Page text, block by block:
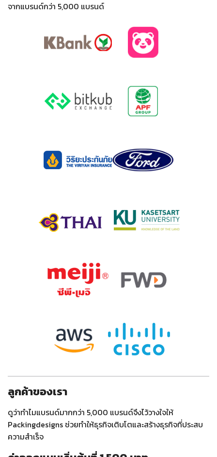
จากแบรนด์กว่า 5,000 แบรนด์
ลูกค้าของเรา
ดูว่าทำไมแบรนด์มากกว่า 5,000 แบรนด์จึงไว้วางใจให้
Packingdesigns ช่วยทำให้ธุรกิจเติบโตและสร้างธุรกิจที่ประสบ
ความสำเร็จ